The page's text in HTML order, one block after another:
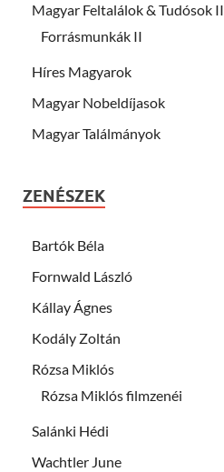
Magyar Feltalálok & Tudósok II
Forrásmunkák II
Híres Magyarok
Magyar Nobeldíjasok
Magyar Találmányok
ZENÉSZEK
Bartók Béla
Fornwald László
Kállay Ágnes
Kodály Zoltán
Rózsa Miklós
Rózsa Miklós filmzenéi
Salánki Hédi
Wachtler June